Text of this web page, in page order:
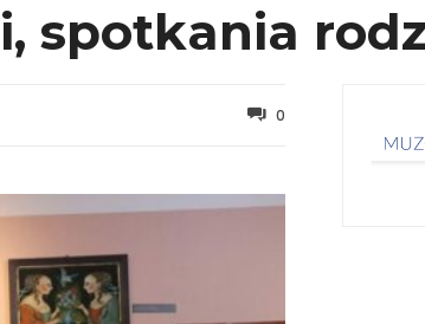
spotkania
0